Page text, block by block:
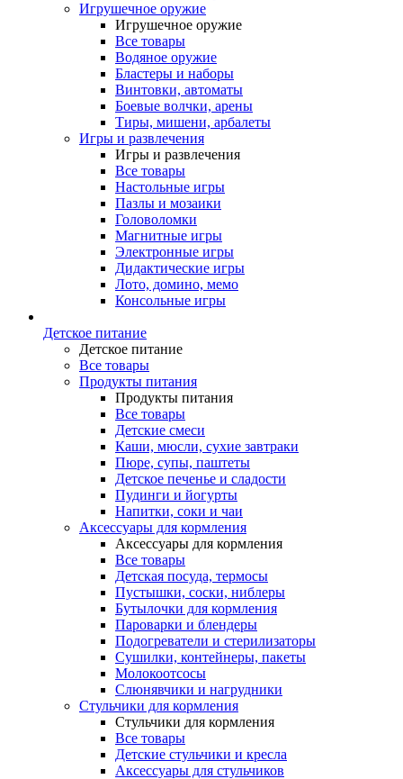
Игрушечное оружие
Игрушечное оружие
Все товары
Водяное оружие
Бластеры и наборы
Винтовки, автоматы
Боевые волчки, арены
Тиры, мишени, арбалеты
Игры и развлечения
Игры и развлечения
Все товары
Настольные игры
Пазлы и мозаики
Головоломки
Магнитные игры
Электронные игры
Дидактические игры
Лото, домино, мемо
Консольные игры
Детское питание
Детское питание
Все товары
Продукты питания
Продукты питания
Все товары
Детские смеси
Каши, мюсли, сухие завтраки
Пюре, супы, паштеты
Детское печенье и сладости
Пудинги и йогурты
Напитки, соки и чаи
Аксессуары для кормления
Аксессуары для кормления
Все товары
Детская посуда, термосы
Пустышки, соски, ниблеры
Бутылочки для кормления
Пароварки и блендеры
Подогреватели и стерилизаторы
Сушилки, контейнеры, пакеты
Молокоотсосы
Слюнявчики и нагрудники
Стульчики для кормления
Стульчики для кормления
Все товары
Детские стульчики и кресла
Аксессуары для стульчиков